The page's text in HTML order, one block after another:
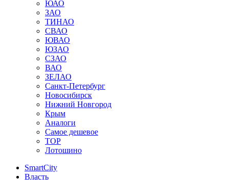
ЮАО
ЗАО
ТИНАО
СВАО
ЮВАО
ЮЗАО
СЗАО
ВАО
ЗЕЛАО
Санкт-Петербург
Новосибирск
Нижний Новгород
Крым
Аналоги
Самое дешевое
TOP
Лотошино
SmartCity
Власть